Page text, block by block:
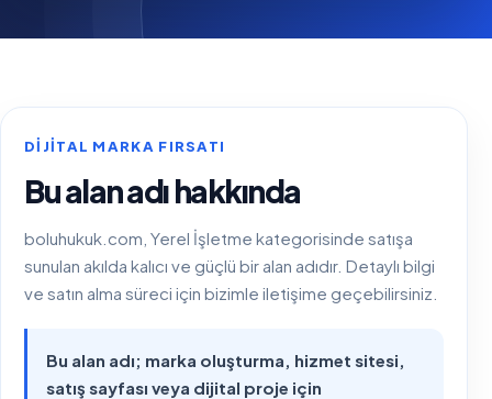
DIJITAL MARKA FIRSATI
Bu alan adı hakkında
boluhukuk.com, Yerel İşletme kategorisinde satışa
sunulan akılda kalıcı ve güçlü bir alan adıdır. Detaylı bilgi
ve satın alma süreci için bizimle iletişime geçebilirsiniz.
Bu alan adı; marka oluşturma, hizmet sitesi,
satış sayfası veya dijital proje için